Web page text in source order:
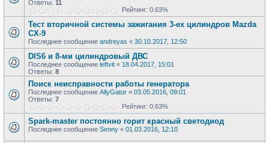
Ответы: 11
Рейтинг: 0.63%
Тест вторичной системы зажигания 3-ех цилиндров Mazda
CX-9
Последнее сообщение andreyas « 30.10.2017, 12:50
DIS6 и 8-ми цилиндровый ДВС
Последнее сообщение leftvit « 18.04.2017, 15:01
Ответы: 8
Поиск неисправности работы генератора
Последнее сообщение AllyGator « 03.05.2016, 09:01
Ответы: 7
Рейтинг: 0.63%
Spark-master постоянно горит красный светодиод
Последнее сообщение Senny « 01.03.2016, 12:10